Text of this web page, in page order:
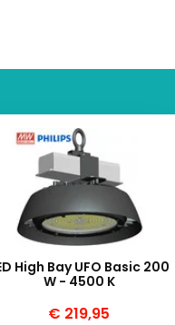
High Bay UFO Basic 200
W - 4500 K
€ 219,95